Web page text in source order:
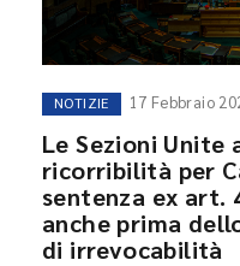
NOTIZIE 17 Febbraio
Le Sezioni Unite
ricorribilità per
sentenza ex art.
anche prima
di irrevocabilità